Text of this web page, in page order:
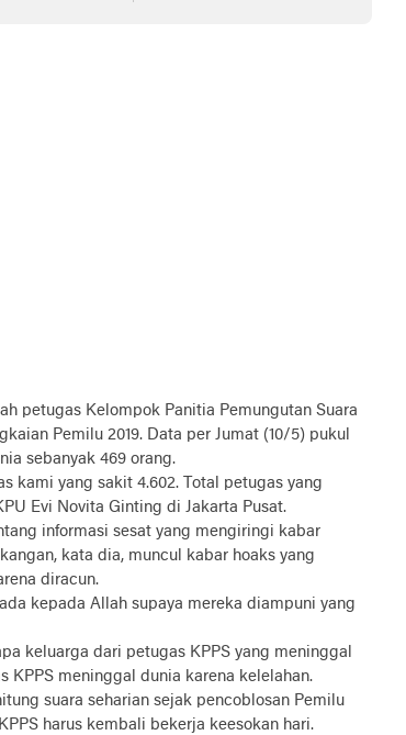
petugas Kelompok Panitia Pemungutan Suara
Pemilu 2019. Data per Jumat (10/5) pukul
sebanyak 469 orang.
kami yang sakit 4.602. Total petugas yang
Evi Novita Ginting di Jakarta Pusat.
informasi sesat yang mengiringi kabar
kata dia, muncul kabar hoaks yang
diracun.
kepada Allah supaya mereka diampuni yang
keluarga dari petugas KPPS yang meninggal
KPPS meninggal dunia karena kelelahan.
suara seharian sejak pencoblosan Pemilu
harus kembali bekerja keesokan hari.